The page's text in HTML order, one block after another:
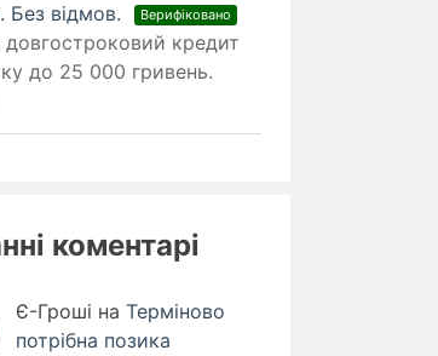
Без відмов.
Верифіковано
кредит
до 25 000 гривень.
коментарі
Є-Гроші на Терміново
потрібна позика